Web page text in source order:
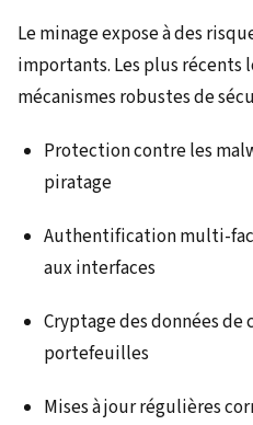
Le minage expose à des
importants. Les plus récents
mécanismes robustes de
Protection contre les
piratage
Authentification multi-
aux interfaces
Cryptage des données
portefeuilles
Mises à jour régulières